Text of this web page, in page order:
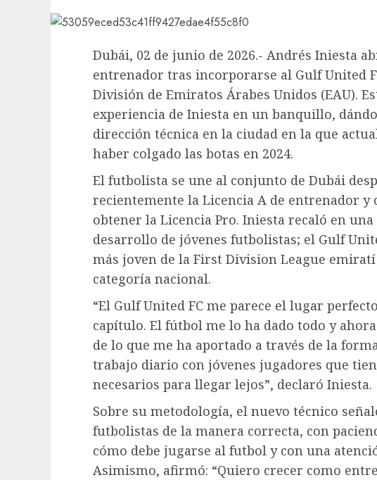
Dubái, 02 de junio de 2026.- Andrés Iniesta
entrenador tras incorporarse al Gulf United
División de Emiratos Árabes Unidos (EAU).
experiencia de Iniesta en un banquillo,
dirección técnica en la ciudad en la que
haber colgado las botas en 2024.
El futbolista se une al conjunto de Dubái
recientemente la Licencia A de entrenador
obtener la Licencia Pro. Iniesta recaló en
desarrollo de jóvenes futbolistas; el Gulf
más joven de la First Division League
categoría nacional.
“El Gulf United FC me parece el lugar
capítulo. El fútbol me lo ha dado todo y
de lo que me ha aportado a través de la
trabajo diario con jóvenes jugadores que
necesarios para llegar lejos”, declaró Iniesta.
Sobre su metodología, el nuevo técnico
futbolistas de la manera correcta, con
cómo debe jugarse al futbol y con una
Asimismo, afirmó: “Quiero crecer como